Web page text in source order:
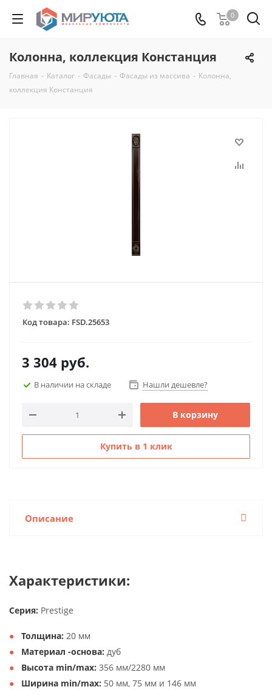
0
Колонна, коллекция Констанция
Главная - Каталог - Фасады - Фасады из массива - Колонна,
коллекция Констанция
Код товара: FSD.25653
3 304 руб.
В наличии на складе Нашли дешевле?
В корзину
Купить в 1 клик
Описание
Характеристики:
Серия: Prestige
Толщина: 20 мм
Материал -основа: дуб
Высота min/max: 356 мм/2280 мм
Ширина min/max: 50 мм, 75 мм и 146 мм